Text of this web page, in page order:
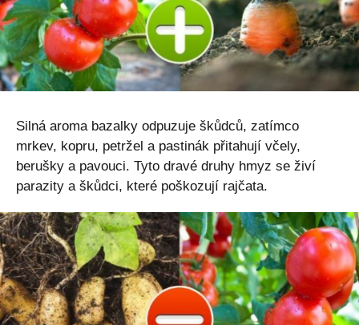
Silná aroma bazalky odpuzuje škůdců, zatímco
mrkev, kopru, petržel a pastinák přitahují včely,
berušky a pavouci. Tyto dravé druhy hmyz se živí
parazity a škůdci, které poškozují rajčata.